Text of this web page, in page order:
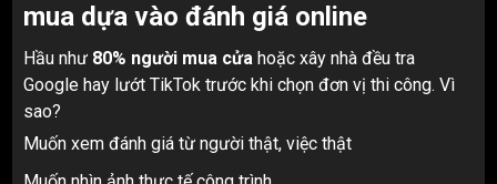
mua dựa vào đánh giá online
Hầu như 80% người mua cửa hoặc xây nhà đều tra
Google hay lướt TikTok trước khi chọn đơn vị thi công. Vì
sao?
Muốn xem đánh giá từ người thật, việc thật